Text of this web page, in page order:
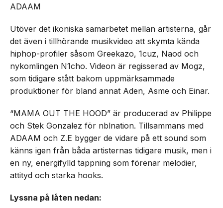
ADAAM
Utöver det ikoniska samarbetet mellan artisterna, går
det även i tillhörande musikvideo att skymta kända
hiphop-profiler såsom Greekazo, 1cuz, Naod och
nykomlingen N1cho. Videon är regisserad av Mogz,
som tidigare stått bakom uppmärksammade
produktioner för bland annat Aden, Asme och Einar.
“MAMA OUT THE HOOD” är producerad av Philippe
och Stek Gonzalez för nblnation. Tillsammans med
ADAAM och Z.E bygger de vidare på ett sound som
känns igen från båda artisternas tidigare musik, men i
en ny, energifylld tappning som förenar melodier,
attityd och starka hooks.
Lyssna på låten nedan: